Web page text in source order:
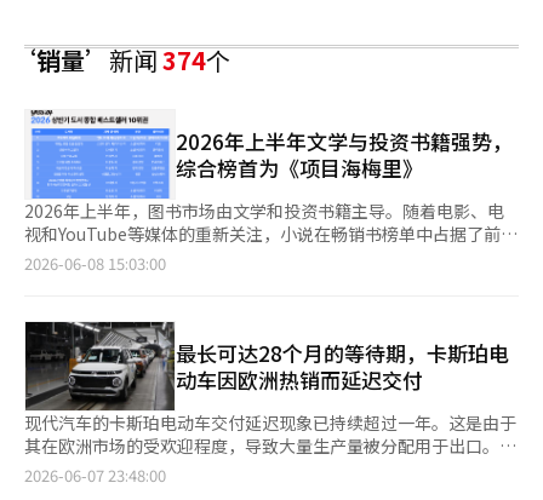
‘销量’新闻374个
2026年上半年文学与投资书籍强势，
综合榜首为《项目海梅里》
2026年上半年，图书市场由文学和投资书籍主导。随着电影、电
视和YouTube等媒体的重新关注，小说在畅销书榜单中占据了前
列，而受益于股市活跃的投资书籍也持续受到欢迎。 根据Yes24的
该书的销量较去年同期增长了约58倍（5731.7%）。自2014年
《窗外逃跑的百岁老人》之后，海外小说再次登上Yes24综合榜
首，时隔12年。 从类别来看，小说的强势表现尤为明显。在综合
前十名中，《项目海梅里》（第1名）、《歌德说了一切》（第2
名）、《我说再见了》（第3名）、《柚子桃子俱乐部》（第9名）
和《矛盾》（第10名）等五本小说证明了文学的强势。国内外文学
作品均受到了读者的青睐。 尤其是受到年轻读者喜爱的作品进入
了畅销书行列。歌手兼作家韩露罗的《柚子桃子俱乐部》在20岁读
2026-06-08 15:03:00
最长可达28个月的等待期，卡斯珀电
动车因欧洲热销而延迟交付
现代汽车的卡斯珀电动车交付延迟现象已持续超过一年。这是由于
其在欧洲市场的受欢迎程度，导致大量生产量被分配用于出口。
据行业消息，现代汽车卡斯珀电动车的交付等待期最长可达28个
2026-06-07 23:48:00